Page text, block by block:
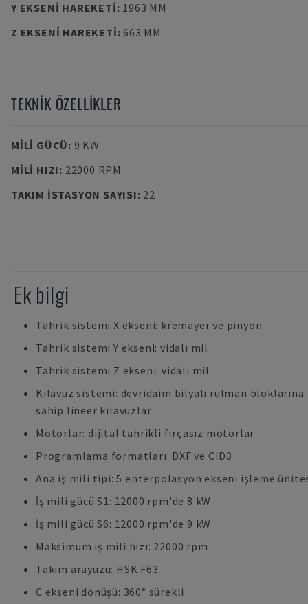
Y EKSENI HAREKETI: 1963 MM
Z EKSENI HAREKETI: 663 MM
TEKNIK ÖZELLIKLER
MILI GÜCÜ: 9 KW
MILI HIZI: 22000 RPM
TAKIM ISTASYON SAYISI: 22
Ek bilgi
Tahrik sistemi X ekseni: kremayer ve pinyon
Tahrik sistemi Y ekseni: vidalı mil
Tahrik sistemi Z ekseni: vidalı mil
Kılavuz sistemi: devridaim bilyalı rulman bloklarına
sahip lineer kılavuzlar
Motorlar: dijital tahrikli fırçasız motorlar
Programlama formatları: DXF ve CID3
Ana iş mili tipi: 5 enterpolasyon ekseni işleme
İş mili gücü S1: 12000 rpm'de 8 kW
İş mili gücü S6: 12000 rpm'de 9 kW
Maksimum iş mili hızı: 22000 rpm
Takım arayüzü: HSK F63
C ekseni dönüşü: 360° sürekli